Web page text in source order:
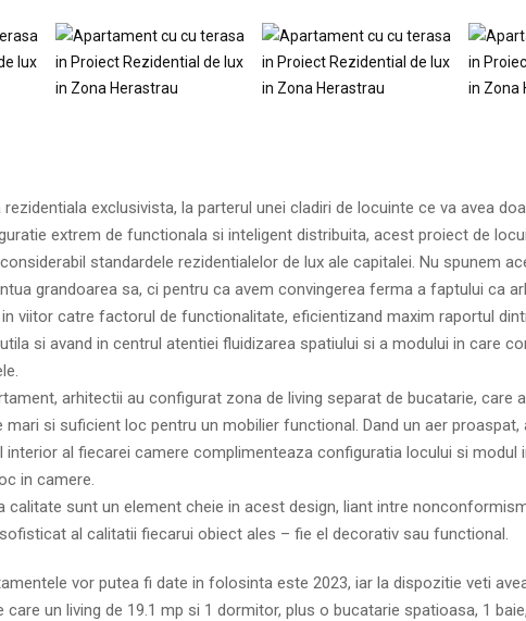
exclusivista, la parterul unei cladiri de locuinte ce va avea
extrem de functionala si inteligent distribuita, acest proiect de
standardele rezidentialelor de lux ale capitalei. Nu spunem
grandoarea sa, ci pentru ca avem convingerea ferma a faptului ca
viitor catre factorul de functionalitate, eficientizand maxim raportul
si avand in centrul atentiei fluidizarea spatiului si a modului in care
arhitectii au configurat zona de living separat de bucatarie, care
si suficient loc pentru un mobilier functional. Dand un aer proaspat,
interior al fiecarei camere complimenteaza configuratia locului si modul
in camere.
calitate sunt un element cheie in acest design, liant intre
al calitatii fiecarui obiect ales – fie el decorativ sau functional.
vor putea fi date in folosinta este 2023, iar la dispozitie veti
care un living de 19.1 mp si 1 dormitor, plus o bucatarie spatioasa, 1